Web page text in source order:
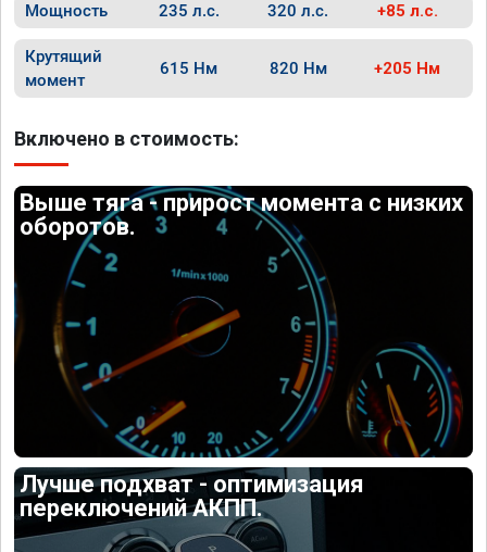
Мощность 235 л.с. 320 л.с. +85 л.с.
Крутящий
момент
615 Нм 820 Нм +205 Нм
Включено в стоимость:
Выше тяга - прирост момента с низких
оборотов.
Лучше подхват - оптимизация
переключений АКПП.